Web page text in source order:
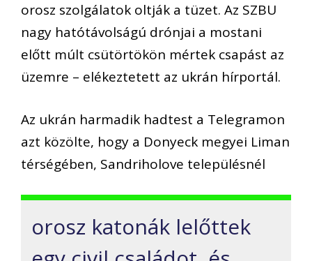
orosz szolgálatok oltják a tüzet. Az SZBU
nagy hatótávolságú drónjai a mostani
előtt múlt csütörtökön mértek csapást az
üzemre – elékeztetett az ukrán hírportál.
Az ukrán harmadik hadtest a Telegramon
azt közölte, hogy a Donyeck megyei Liman
térségében, Sandriholove településnél
orosz katonák lelőttek